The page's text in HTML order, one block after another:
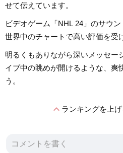
せて伝えています。
ビデオゲーム「NHL 24」のサウ
世界中のチャートで高い評価を受
明るくもありながら深いメッセー
イブ中の眺めが開けるような、爽
う。
expand_lessランキングを上げ